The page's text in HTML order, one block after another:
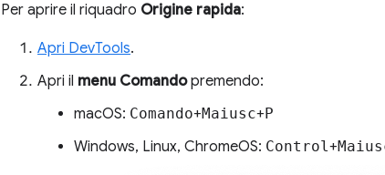
Per aprire il riquadro Origine rapida:
Apri DevTools.
Apri il menu Comandopremendo:
macOS: Comando+Maiusc+P
Windows, Linux, ChromeOS: Control+